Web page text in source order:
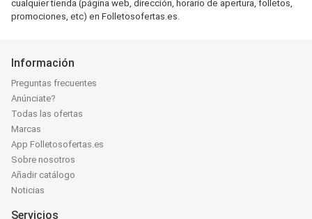
cualquier tienda (página web, dirección, horario de apertura, folletos,
promociones, etc) en Folletosofertas.es.
Información
Preguntas frecuentes
Anúnciate?
Todas las ofertas
Marcas
App Folletosofertas.es
Sobre nosotros
Añadir catálogo
Noticias
Servicios